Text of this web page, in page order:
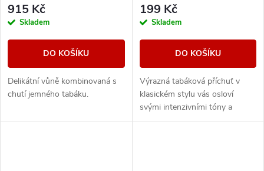
915 Kč
Skladem
DO KOŠÍKU
Delikátní vůně kombinovaná s
chutí jemného tabáku.
199 Kč
Skladem
DO KOŠÍKU
Výrazná tabáková příchuť v
klasickém stylu vás osloví
svými intenzivními tóny a
dřevitou dochutí.